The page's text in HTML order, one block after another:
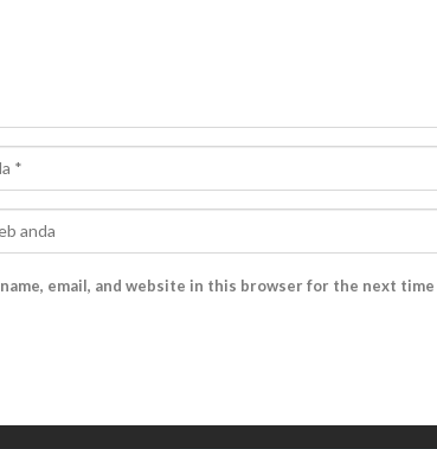
name, email, and website in this browser for the next